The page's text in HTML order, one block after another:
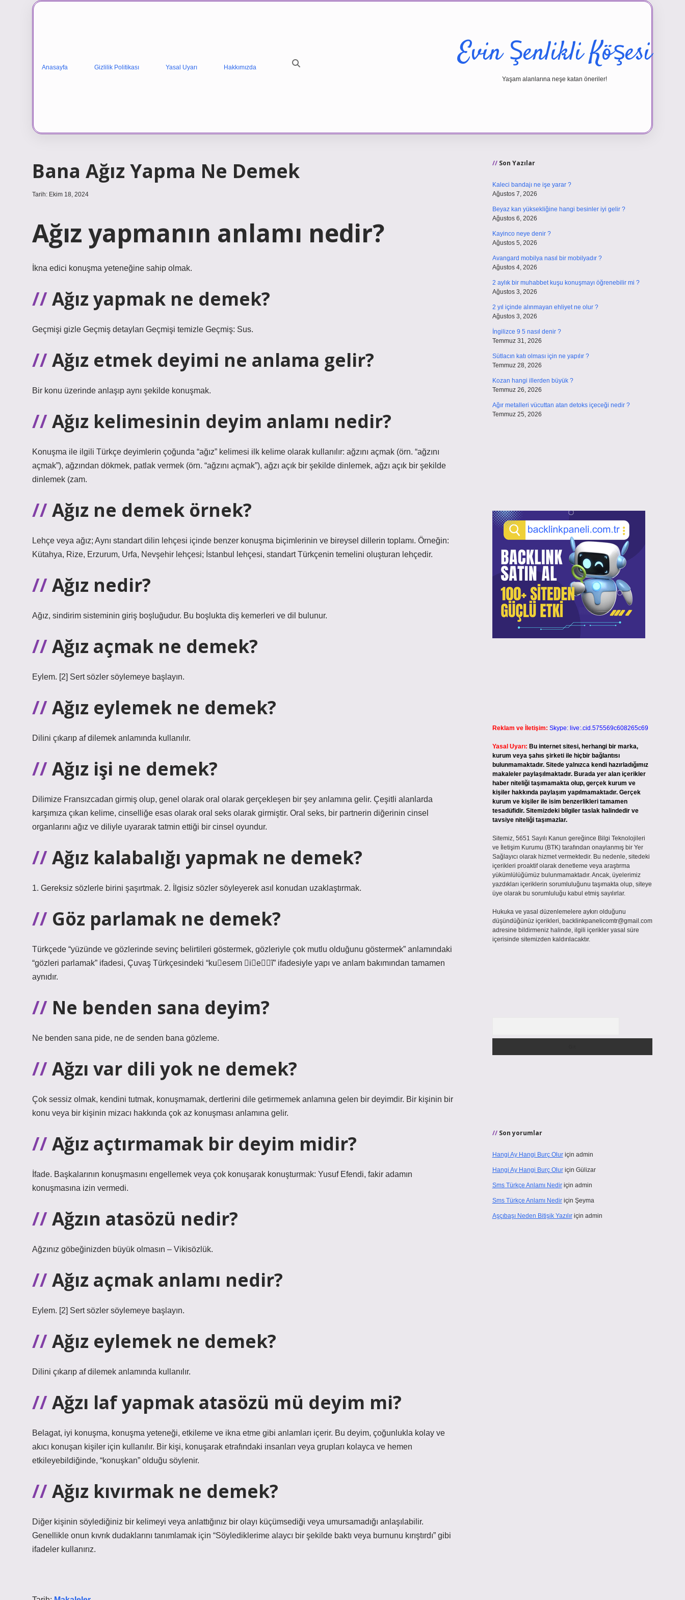
Anasayfa Gizlilik Politikası Yasal Uyarı Hakkımızda Evin Şenlikli Köşesi
Yaşam alanlarına neşe katan öneriler!
Bana Ağız Yapma Ne Demek
Tarih: Ekim 18, 2024
Ağız yapmanın anlamı nedir?
İkna edici konuşma yeteneğine sahip olmak.
Ağız yapmak ne demek?
Geçmişi gizle Geçmiş detayları Geçmişi temizle Geçmiş: Sus.
Ağız etmek deyimi ne anlama gelir?
Bir konu üzerinde anlaşıp aynı şekilde konuşmak.
Ağız kelimesinin deyim anlamı nedir?
Konuşma ile ilgili Türkçe deyimlerin çoğunda “ağız” kelimesi ilk kelime olarak kullanılır: ağzını açmak (örn. “ağzını
açmak”), ağzından dökmek, patlak vermek (örn. “ağzını açmak”), ağzı açık bir şekilde dinlemek, ağzı açık bir şekilde
dinlemek (zam.
Ağız ne demek örnek?
Lehçe veya ağız; Aynı standart dilin lehçesi içinde benzer konuşma biçimlerinin ve bireysel dillerin toplamı. Örneğin:
Kütahya, Rize, Erzurum, Urfa, Nevşehir lehçesi; İstanbul lehçesi, standart Türkçenin temelini oluşturan lehçedir.
Ağız nedir?
Ağız, sindirim sisteminin giriş boşluğudur. Bu boşlukta diş kemerleri ve dil bulunur.
Ağız açmak ne demek?
Eylem. [2] Sert sözler söylemeye başlayın.
Ağız eylemek ne demek?
Dilini çıkarıp af dilemek anlamında kullanılır.
Ağız işi ne demek?
Dilimize Fransızcadan girmiş olup, genel olarak oral olarak gerçekleşen bir şey anlamına gelir. Çeşitli alanlarda
karşımıza çıkan kelime, cinselliğe esas olarak oral seks olarak girmiştir. Oral seks, bir partnerin diğerinin cinsel
organlarını ağız ve diliyle uyararak tatmin ettiği bir cinsel oyundur.
Ağız kalabalığı yapmak ne demek?
1. Gereksiz sözlerle birini şaşırtmak. 2. İlgisiz sözler söyleyerek asıl konudan uzaklaştırmak.
Göz parlamak ne demek?
Türkçede “yüzünde ve gözlerinde sevinç belirtileri göstermek, gözleriyle çok mutlu olduğunu göstermek” anlamındaki
“gözleri parlamak” ifadesi, Çuvaş Türkçesindeki “kuesem ieĩ” ifadesiyle yapı ve anlam bakımından tamamen
aynıdır.
Ne benden sana deyim?
Ne benden sana pide, ne de senden bana gözleme.
Ağzı var dili yok ne demek?
Çok sessiz olmak, kendini tutmak, konuşmamak, dertlerini dile getirmemek anlamına gelen bir deyimdir. Bir kişinin bir
konu veya bir kişinin mizacı hakkında çok az konuşması anlamına gelir.
Ağız açtırmamak bir deyim midir?
İfade. Başkalarının konuşmasını engellemek veya çok konuşarak konuşturmak: Yusuf Efendi, fakir adamın
konuşmasına izin vermedi.
Ağzın atasözü nedir?
Ağzınız göbeğinizden büyük olmasın – Vikisözlük.
Ağız açmak anlamı nedir?
Eylem. [2] Sert sözler söylemeye başlayın.
Ağız eylemek ne demek?
Dilini çıkarıp af dilemek anlamında kullanılır.
Ağzı laf yapmak atasözü mü deyim mi?
Belagat, iyi konuşma, konuşma yeteneği, etkileme ve ikna etme gibi anlamları içerir. Bu deyim, çoğunlukla kolay ve
akıcı konuşan kişiler için kullanılır. Bir kişi, konuşarak etrafındaki insanları veya grupları kolayca ve hemen
etkileyebildiğinde, “konuşkan” olduğu söylenir.
Ağız kıvırmak ne demek?
Diğer kişinin söylediğiniz bir kelimeyi veya anlattığınız bir olayı küçümsediği veya umursamadığı anlaşılabilir.
Genellikle onun kıvrık dudaklarını tanımlamak için “Söylediklerime alaycı bir şekilde baktı veya burnunu kırıştırdı” gibi
ifadeler kullanırız.
Son Yazılar
Kaleci bandajı ne işe yarar ?
Ağustos 7, 2026
Beyaz kan yüksekliğine hangi besinler iyi gelir ?
Ağustos 6, 2026
Kayinco neye denir ?
Ağustos 5, 2026
Avangard mobilya nasıl bir mobilyadır ?
Ağustos 4, 2026
2 aylık bir muhabbet kuşu konuşmayı öğrenebilir mi ?
Ağustos 3, 2026
2 yıl içinde alınmayan ehliyet ne olur ?
Ağustos 3, 2026
İngilizce 9 5 nasıl denir ?
Temmuz 31, 2026
Sütlacın katı olması için ne yapılır ?
Temmuz 28, 2026
Kozan hangi illerden büyük ?
Temmuz 26, 2026
Ağır metalleri vücuttan atan detoks içeceği nedir ?
Temmuz 25, 2026
Reklam ve İletişim: Skype: live:.cid.575569c608265c69
Yasal Uyarı: Bu internet sitesi, herhangi bir marka,
kurum veya şahıs şirketi ile hiçbir bağlantısı
bulunmamaktadır. Sitede yalnızca kendi hazırladığımız
makaleler paylaşılmaktadır. Burada yer alan içerikler
haber niteliği taşımamakta olup, gerçek kurum ve
kişiler hakkında paylaşım yapılmamaktadır. Gerçek
kurum ve kişiler ile isim benzerlikleri tamamen
tesadüfidir. Sitemizdeki bilgiler taslak halindedir ve
tavsiye niteliği taşımazlar.
Sitemiz, 5651 Sayılı Kanun gereğince Bilgi Teknolojileri
ve İletişim Kurumu (BTK) tarafından onaylanmış bir Yer
Sağlayıcı olarak hizmet vermektedir. Bu nedenle, sitedeki
içerikleri proaktif olarak denetleme veya araştırma
yükümlülüğümüz bulunmamaktadır. Ancak, üyelerimiz
yazdıkları içeriklerin sorumluluğunu taşımakta olup, siteye
üye olarak bu sorumluluğu kabul etmiş sayılırlar.
Hukuka ve yasal düzenlemelere aykırı olduğunu
düşündüğünüz içerikleri, backlinkpanelicomtr@gmail.com
adresine bildirmeniz halinde, ilgili içerikler yasal süre
içerisinde sitemizden kaldırılacaktır.
Son yorumlar
Hangi Ay Hangi Burç Oluriçin admin
Hangi Ay Hangi Burç Oluriçin Gülizar
Sms Türkçe Anlamı Nediriçin admin
Sms Türkçe Anlamı Nediriçin Şeyma
Aşçıbaşı Neden Bitişik Yazılıriçin admin